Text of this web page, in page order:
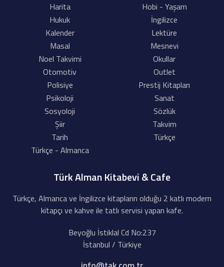
Harita
Hobi - Yaşam
Hukuk
İngilizce
Kalender
Lektüre
Masal
Mesnevi
Noel Takvimi
Okullar
Otomotiv
Outlet
Polisiye
Prestij Kitapları
Psikoloji
Sanat
Sosyoloji
Sözlük
Şiir
Takvim
Tarih
Türkçe
Türkçe - Almanca
Türk Alman Kitabevi & Cafe
Türkçe, Almanca ve İngilizce kitapların olduğu 2 katlı modern
kitapçı ve kahve ile tatlı servisi yapan kafe.
Beyoğlu İstiklal Cd No:237
İstanbul / Türkiye